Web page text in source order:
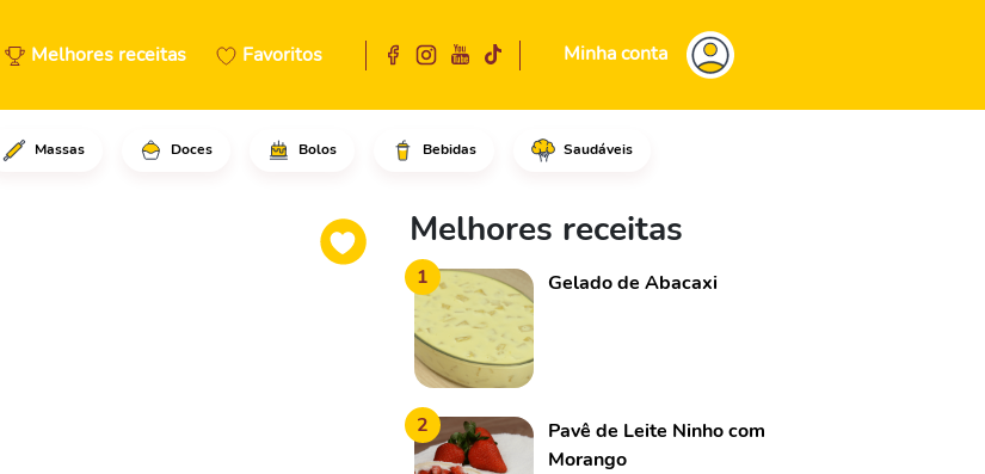
Melhores receitas Favoritos Minha conta
Massas Doces Bolos Bebidas Saudáveis
ovo, o açúcar e misture muito bem. Acrescente o
Melhores receitas
1 Gelado de Abacaxi
2
Pavê de Leite Ninho com
Morango